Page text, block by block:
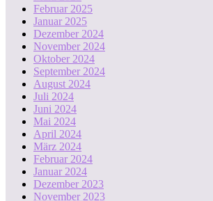
Februar 2025
Januar 2025
Dezember 2024
November 2024
Oktober 2024
September 2024
August 2024
Juli 2024
Juni 2024
Mai 2024
April 2024
März 2024
Februar 2024
Januar 2024
Dezember 2023
November 2023